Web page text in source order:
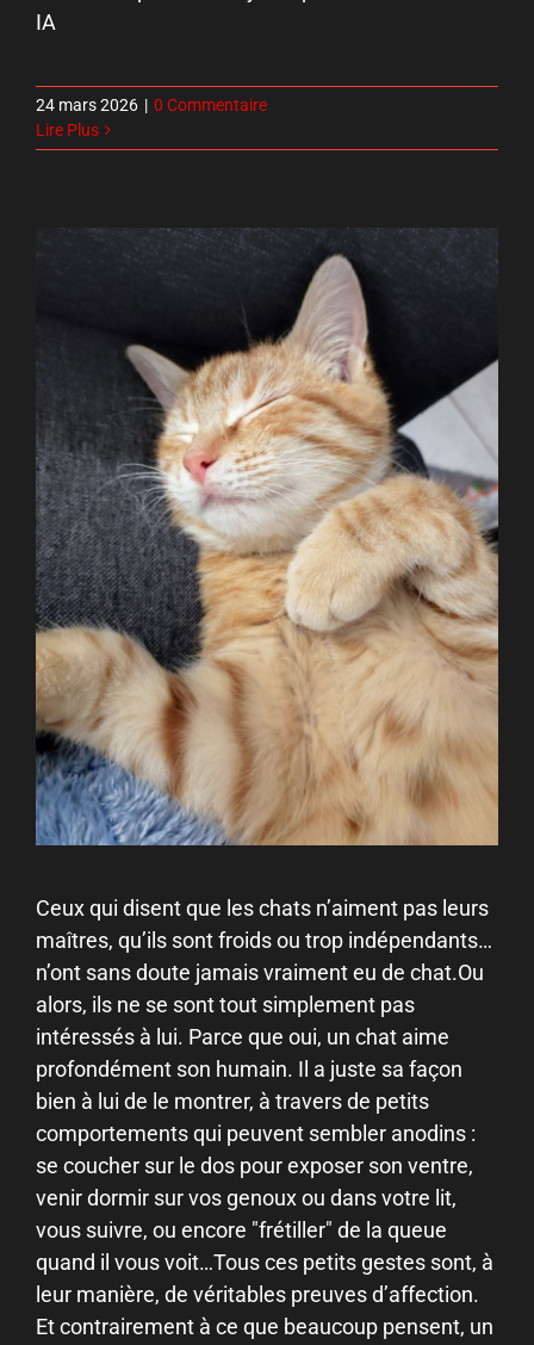
IA
24 mars 2026 | 0 Commentaire
Lire Plus
Ceux qui disent que les chats n’aiment pas leurs
maîtres, qu’ils sont froids ou trop indépendants…
n’ont sans doute jamais vraiment eu de chat.Ou
alors, ils ne se sont tout simplement pas
intéressés à lui. Parce que oui, un chat aime
profondément son humain. Il a juste sa façon
bien à lui de le montrer, à travers de petits
comportements qui peuvent sembler anodins :
se coucher sur le dos pour exposer son ventre,
venir dormir sur vos genoux ou dans votre lit,
vous suivre, ou encore "frétiller" de la queue
quand il vous voit…Tous ces petits gestes sont, à
leur manière, de véritables preuves d’affection.
Et contrairement à ce que beaucoup pensent, un